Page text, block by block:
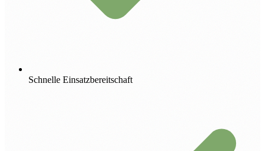
Schnelle Einsatzbereitschaft